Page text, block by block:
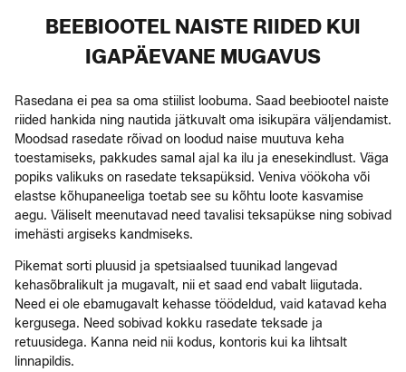
BEEBIOOTEL NAISTE RIIDED KUI
IGAPÄEVANE MUGAVUS
Rasedana ei pea sa oma stiilist loobuma. Saad beebiootel naiste
riided hankida ning nautida jätkuvalt oma isikupära väljendamist.
Moodsad rasedate rõivad on loodud naise muutuva keha
toestamiseks, pakkudes samal ajal ka ilu ja enesekindlust. Väga
popiks valikuks on rasedate teksapüksid. Veniva vöökoha või
elastse kõhupaneeliga toetab see su kõhtu loote kasvamise
aegu. Väliselt meenutavad need tavalisi teksapükse ning sobivad
imehästi argiseks kandmiseks.
Pikemat sorti pluusid ja spetsiaalsed tuunikad langevad
kehasõbralikult ja mugavalt, nii et saad end vabalt liigutada.
Need ei ole ebamugavalt kehasse töödeldud, vaid katavad keha
kergusega. Need sobivad kokku rasedate teksade ja
retuusidega. Kanna neid nii kodus, kontoris kui ka lihtsalt
linnapildis.